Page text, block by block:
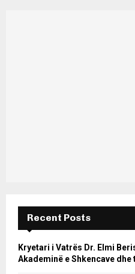
Recent Posts
Kryetari i Vatrës Dr. Elmi
Akademinë e Shkencave dhe